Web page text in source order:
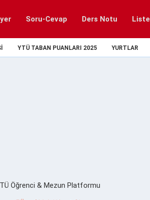
Soru-Cevap Ders Notu Liste
YTÜ TABAN PUANLARI 2025 YURTLAR
Öğrenci & Mezun Platformu